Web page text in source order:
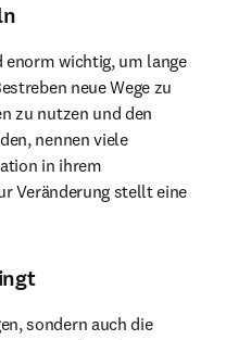
wichtig, um lange
neue Wege zu
zu nutzen und den
nennen viele
in ihrem
Veränderung stellt eine
sondern auch die